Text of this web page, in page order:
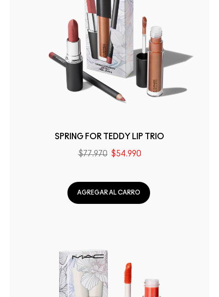
SPRING FOR TEDDY LIP TRIO
$77.970 $54.990
AGREGAR AL CARRO